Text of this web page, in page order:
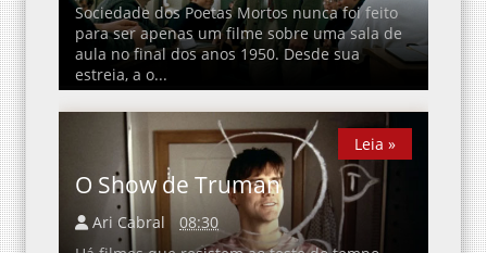
Sociedade dos Poetas Mortos nunca foi feito
para ser apenas um filme sobre uma sala de
aula no final dos anos 1950. Desde sua
estreia, a o...
O Show de Truman
Ari Cabral
08:30
Leia »
Leia »